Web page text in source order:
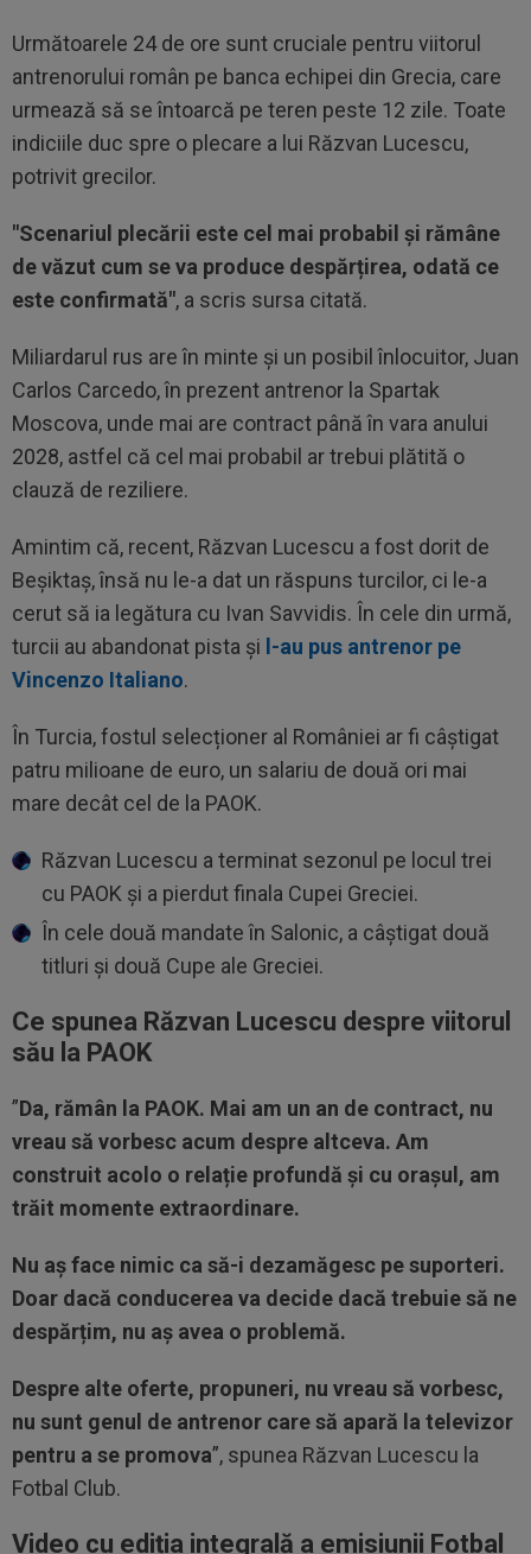
Următoarele 24 de ore sunt cruciale pentru viitorul
antrenorului român pe banca echipei din Grecia, care
urmează să se întoarcă pe teren peste 12 zile. Toate
indiciile duc spre o plecare a lui Răzvan Lucescu,
potrivit grecilor.
"Scenariul plecării este cel mai probabil și rămâne
de văzut cum se va produce despărțirea, odată ce
este confirmată", a scris sursa citată.
Miliardarul rus are în minte și un posibil înlocuitor, Juan
Carlos Carcedo, în prezent antrenor la Spartak
Moscova, unde mai are contract până în vara anului
2028, astfel că cel mai probabil ar trebui plătită o
clauză de reziliere.
Amintim că, recent, Răzvan Lucescu a fost dorit de
Beșiktaș, însă nu le-a dat un răspuns turcilor, ci le-a
cerut să ia legătura cu Ivan Savvidis. În cele din urmă,
turcii au abandonat pista și l-au pus antrenor pe
Vincenzo Italiano.
În Turcia, fostul selecționer al României ar fi câștigat
patru milioane de euro, un salariu de două ori mai
mare decât cel de la PAOK.
Răzvan Lucescu a terminat sezonul pe locul trei
cu PAOK și a pierdut finala Cupei Greciei.
În cele două mandate în Salonic, a câștigat două
titluri și două Cupe ale Greciei.
Ce spunea Răzvan Lucescu despre viitorul
său la PAOK
”Da, rămân la PAOK. Mai am un an de contract, nu
vreau să vorbesc acum despre altceva. Am
construit acolo o relație profundă și cu orașul, am
trăit momente extraordinare.
Nu aș face nimic ca să-i dezamăgesc pe suporteri.
Doar dacă conducerea va decide dacă trebuie să ne
despărțim, nu aș avea o problemă.
Despre alte oferte, propuneri, nu vreau să vorbesc,
nu sunt genul de antrenor care să apară la televizor
pentru a se promova”, spunea Răzvan Lucescu la
Fotbal Club.
Video cu ediția integrală a emisiunii Fotbal